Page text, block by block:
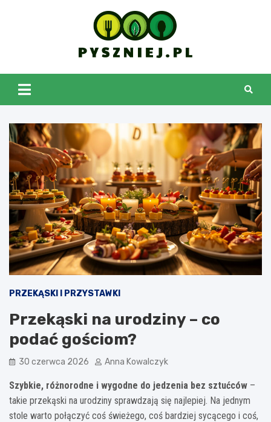
pyszniej.pl
PRZEKĄSKI I PRZYSTAWKI
Przekąski na urodziny – co
podać gościom?
30 czerwca 2026 Anna Kowalczyk
Szybkie, różnorodne i wygodne do jedzenia bez sztućców –
takie przekąski na urodziny sprawdzają się najlepiej. Na jednym
stole warto połączyć coś świeżego, coś bardziej sycącego i coś,